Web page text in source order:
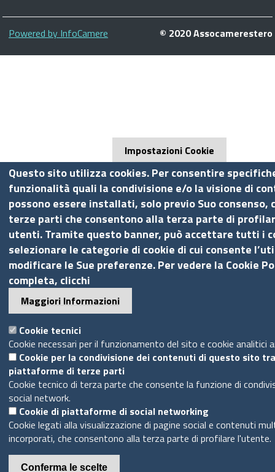
Piè
di
Powered by InfoCamere © 2020 Assocamerestero
Impostazioni Cookie
Questo sito utilizza cookies. Per consentire
funzionalità quali la condivisione e/o la visione di
possono essere installati, solo previo Suo consenso,
terze parti che consentono alla terza parte di
utenti. Tramite questo banner, può accettare tutti i
selezionare le categorie di cookie di cui consente
modificare le Sue preferenze. Per vedere la Cookie
completa, clicchi
Maggiori Informazioni
Cookie tecnici
Cookie necessari per il funzionamento del sito e cookie analitici
Cookie per la condivisione dei contenuti di questo sito
piattaforme di terze parti
Cookie tecnico di terza parte che consente la funzione di
social network.
Cookie di piattaforme di social networking
Cookie legati alla visualizzazione di pagine social e contenuti
incorporati, che consentono alla terza parte di profilare l'utente.
Conferma le scelte